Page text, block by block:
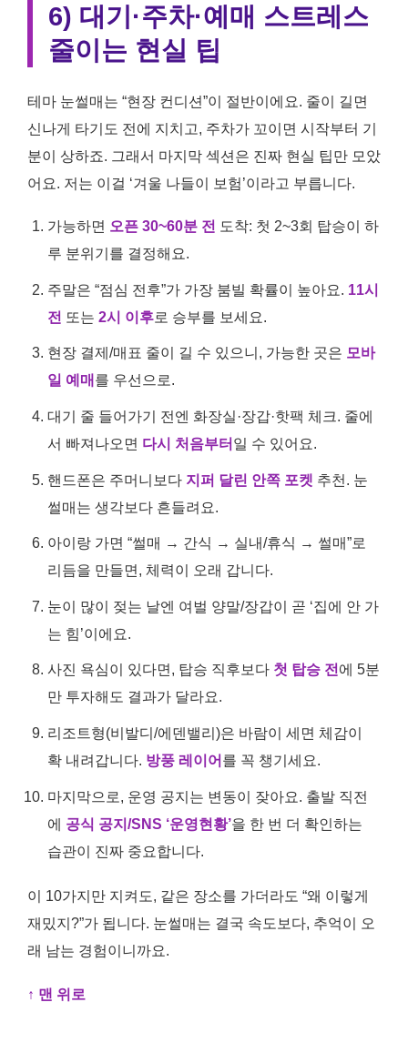
6) 대기·주차·예매 스트레스
줄이는 현실 팁
테마 눈썰매는 “현장 컨디션”이 절반이에요. 줄이 길면
신나게 타기도 전에 지치고, 주차가 꼬이면 시작부터 기
분이 상하죠. 그래서 마지막 섹션은 진짜 현실 팁만 모았
어요. 저는 이걸 ‘겨울 나들이 보험’이라고 부릅니다.
가능하면 오픈 30~60분 전 도착: 첫 2~3회 탑승이 하
루 분위기를 결정해요.
주말은 “점심 전후”가 가장 붐빌 확률이 높아요. 11시
전 또는2시 이후로 승부를 보세요.
현장 결제/매표 줄이 길 수 있으니, 가능한 곳은 모바
일 예매 를 우선으로.
대기 줄 들어가기 전엔 화장실·장갑·핫팩 체크. 줄에
서 빠져나오면 다시 처음부터 일 수 있어요.
핸드폰은 주머니보다 지퍼 달린 안쪽 포켓 추천. 눈
썰매는 생각보다 흔들려요.
아이랑 가면 “썰매 → 간식 → 실내/휴식 → 썰매”로
리듬을 만들면, 체력이 오래 갑니다.
눈이 많이 젖는 날엔 여벌 양말/장갑이 곧 ‘집에 안 가
는 힘’이에요.
사진 욕심이 있다면, 탑승 직후보다 첫 탑승 전 에 5분
만 투자해도 결과가 달라요.
리조트형(비발디/에덴밸리)은 바람이 세면 체감이
확 내려갑니다. 방풍 레이어 를 꼭 챙기세요.
마지막으로, 운영 공지는 변동이 잦아요. 출발 직전
에 공식 공지/SNS ‘운영현황’을 한 번 더 확인하는
습관이 진짜 중요합니다.
이 10가지만 지켜도, 같은 장소를 가더라도 “왜 이렇게
재밌지?”가 됩니다. 눈썰매는 결국 속도보다, 추억이 오
래 남는 경험이니까요.
↑ 맨 위로